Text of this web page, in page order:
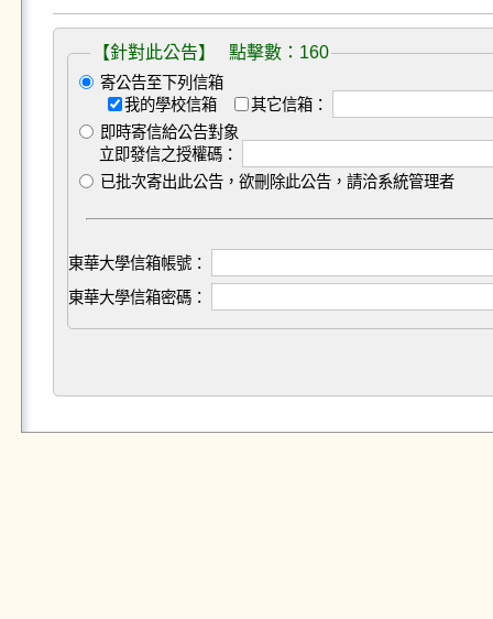
【針對此公告】 點擊數：160
寄公告至下列信箱
我的學校信箱
其它信箱：
即時寄信給公告對象
立即發信之授權碼：
已批次寄出此公告，欲刪除此公告，請洽系統管理者
東華大學信箱帳號：
東華大學信箱密碼：